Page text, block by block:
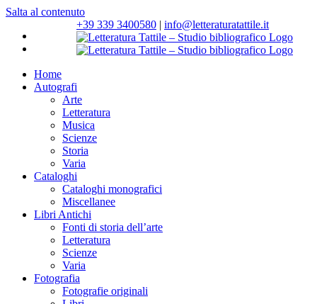
Salta al contenuto
+39 339 3400580 | info@letteraturatattile.it
Home
Autografi
Arte
Letteratura
Musica
Scienze
Storia
Varia
Cataloghi
Cataloghi monografici
Miscellanee
Libri Antichi
Fonti di storia dell’arte
Letteratura
Scienze
Varia
Fotografia
Fotografie originali